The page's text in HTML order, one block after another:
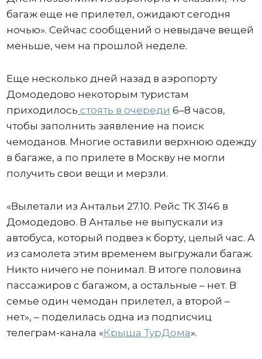
багаж еще не прилетел, ожидают сегодня
ночью». Сейчас сообщений о невыдаче вещей
меньше, чем на прошлой неделе.
Еще несколько дней назад в аэропорту
Домодедово некоторым туристам
приходилось стоять в очереди 6–8 часов,
чтобы заполнить заявление на поиск
чемоданов. Многие оставили верхнюю одежду
в багаже, а по прилете в Москву не могли
получить свои вещи и мерзли.
«Вылетали из Антальи 27.10. Рейс ТК 3146 в
Домодедово. В Анталье не выпускали из
автобуса, который подвез к борту, целый час. А
из самолета этим временем выгружали багаж.
Никто ничего не понимал. В итоге половина
пассажиров с багажом, а остальные – нет. В
семье один чемодан прилетел, а второй –
нет», – поделилась одна из подписчиц
телеграм-канала «Крыша ТурДома».